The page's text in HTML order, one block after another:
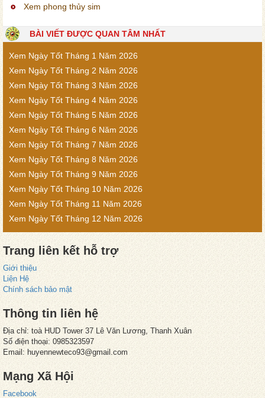
Xem phong thủy sim
BÀI VIẾT ĐƯỢC QUAN TÂM NHẤT
Xem Ngày Tốt Tháng 1 Năm 2026
Xem Ngày Tốt Tháng 2 Năm 2026
Xem Ngày Tốt Tháng 3 Năm 2026
Xem Ngày Tốt Tháng 4 Năm 2026
Xem Ngày Tốt Tháng 5 Năm 2026
Xem Ngày Tốt Tháng 6 Năm 2026
Xem Ngày Tốt Tháng 7 Năm 2026
Xem Ngày Tốt Tháng 8 Năm 2026
Xem Ngày Tốt Tháng 9 Năm 2026
Xem Ngày Tốt Tháng 10 Năm 2026
Xem Ngày Tốt Tháng 11 Năm 2026
Xem Ngày Tốt Tháng 12 Năm 2026
Trang liên kết hỗ trợ
Giới thiệu
Liện Hệ
Chính sách bảo mật
Thông tin liên hệ
Địa chỉ: toà HUD Tower 37 Lê Văn Lương, Thanh Xuân
Số điện thoại: 0985323597
Email: huyennewteco93@gmail.com
Mạng Xã Hội
Facebook